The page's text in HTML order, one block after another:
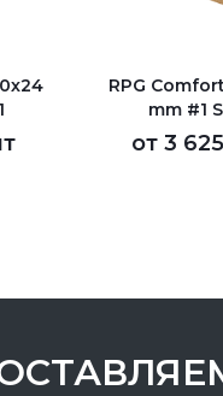
RPG
mm #1
от 3